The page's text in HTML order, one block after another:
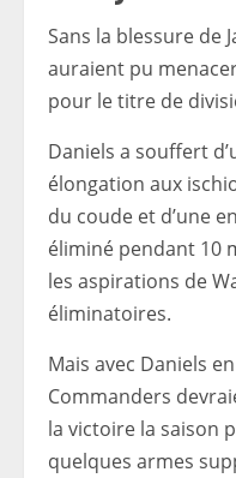
Sans la blessure de
auraient pu
pour le titre de
Daniels a souffert
élongation aux
du coude et d’une
éliminé pendant 10
les aspirations de
éliminatoires.
Mais avec Daniels
Commanders
la victoire la saison
quelques armes